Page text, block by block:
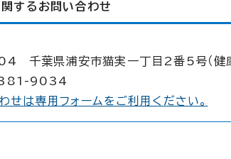
する お問い合わせ
千葉県浦安市猫実一丁目2番5号（健康
381-9034
せは専用フォームをご利用ください。